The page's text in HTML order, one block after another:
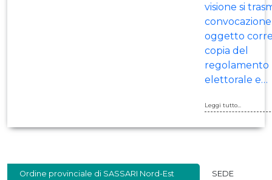
visione si
oggetto
copia del
regolamento
elettorale e…
Leggi tutto...
Ordine provinciale di SASSARI Nord-Est
SEDE